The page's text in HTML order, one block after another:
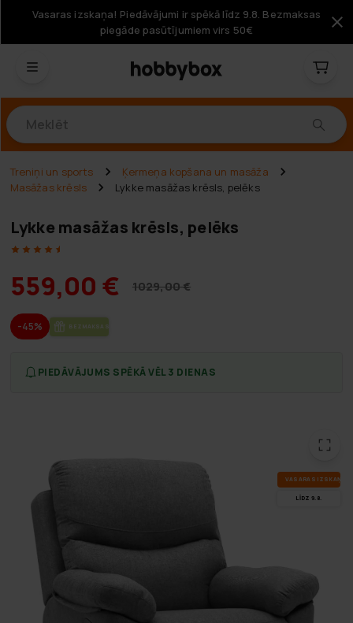
Vasaras izskaņa! Piedāvājumi ir spēkā līdz 9.8. Bezmaksas
piegāde pasūtījumiem virs 50€
Treniņi un sports
Ķermeņa kopšana un masāža
Masāžas krēsls
Lykke masāžas krēsls, pelēks
Lykke masāžas krēsls, pelēks
559,00 € 1029,00 €
-45% BEZ­MAK­SAS PIE­GĀ­DE
PIEDĀVĀJUMS SPĒKĀ VĒL 3 DIENAS
VA­SA­RAS IZ­SKA­ŅA
LĪDZ 9.8.